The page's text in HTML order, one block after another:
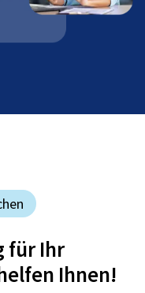
für Ihr
Ihnen!